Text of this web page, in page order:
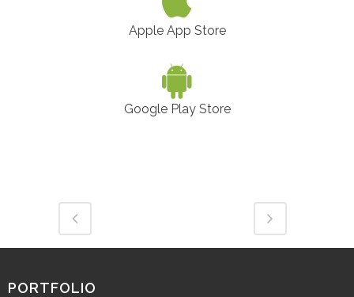
Apple App Store
Google Play Store
PORTFOLIO